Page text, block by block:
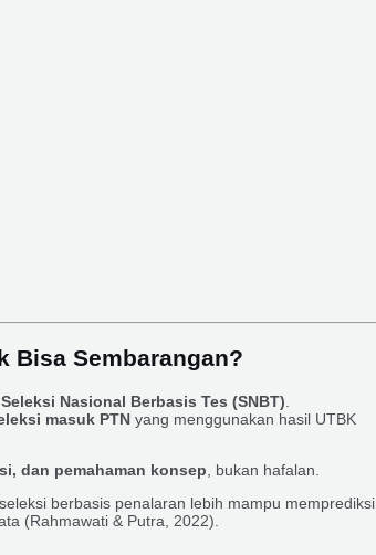
Bisa Sembarangan?
Seleksi Nasional Berbasis Tes (SNBT)
masuk PTN yang menggunakan hasil UTBK
dan pemahaman konsep , bukan hafalan.
berbasis penalaran lebih mampu memprediksi
(Rahmawati & Putra, 2022).